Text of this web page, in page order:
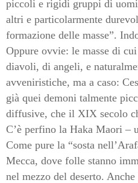
piccoli e rigidi gruppi di
altri e particolarmente
formazione delle masse”.
Oppure ovvie: le masse di
diavoli, di angeli, e
avveniristiche, ma a caso:
già quei demoni talmente
diffusive, che il XIX secolo
C’è perfino la Haka Maori –
Come pure la “sosta
Mecca, dove folle stanno
nel mezzo del deserto.